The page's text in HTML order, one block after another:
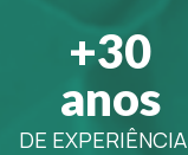
+30
anos
DE EXPERIÊNCIA